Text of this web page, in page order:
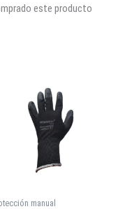
este producto
manual